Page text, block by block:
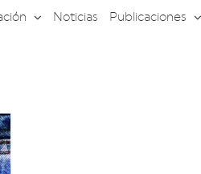
Noticias Publicaciones